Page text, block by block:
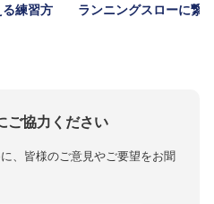
練習方
ランニングスローに繋
ご協力ください
、皆様のご意見やご要望をお聞